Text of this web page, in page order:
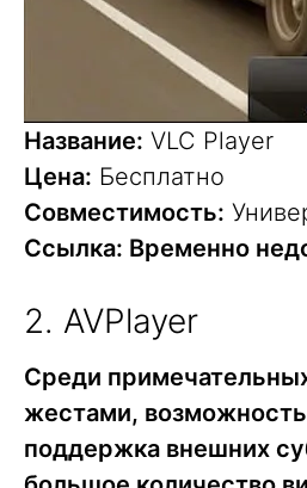
Название: VLC Player
Цена: Бесплатно
Совместимость:
Ссылка: Временно
2. AVPlayer
Среди
жестами,
поддержка внешних